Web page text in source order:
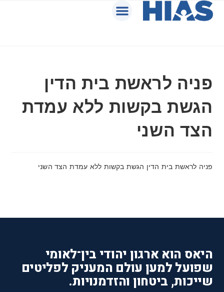
פניה לראשת בית הדין
הגשת בקשות ללא עמדת
הצד השני
פניה לראשת בית הדין הגשת בקשות ללא עמדת הצד השני
היאס הוא ארגון יהודי בין־לאומי
שפועל למען עולם המעניק לפליטים
שייכות, ביטחון והזדמנויות.